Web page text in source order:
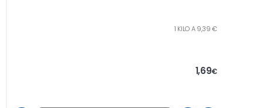
1 KILO A 9,39 €
1,69€